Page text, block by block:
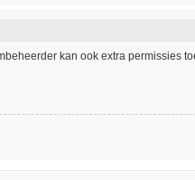
kan ook extra permissies